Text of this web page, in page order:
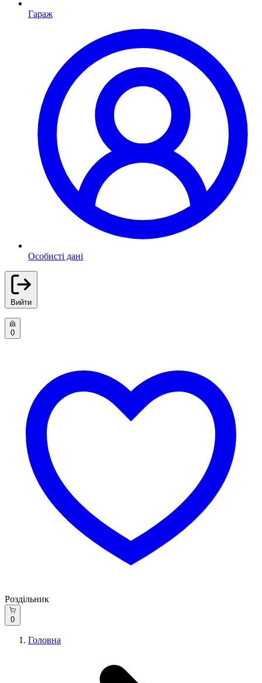
Гараж
Особисті дані
Вийти
0
Роздільник
0
Головна